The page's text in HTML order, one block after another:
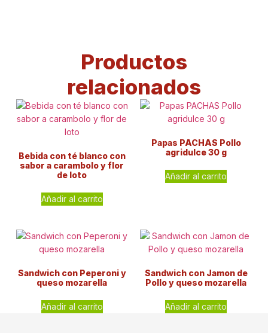
Productos
relacionados
Bebida con té blanco con
sabor a carambolo y flor
de loto
Añadir al carrito
Papas PACHAS Pollo
agridulce 30 g
Añadir al carrito
Sandwich con Peperoni y
queso mozarella
Añadir al carrito
Sandwich con Jamon de
Pollo y queso mozarella
Añadir al carrito